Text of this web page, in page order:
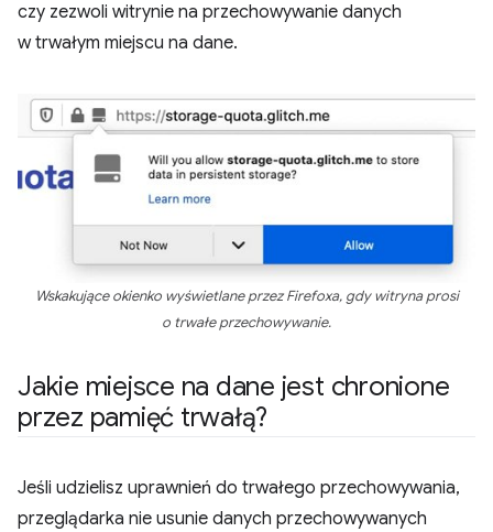
czy zezwoli witrynie na przechowywanie danych
w trwałym miejscu na dane.
Wskakujące okienko wyświetlane przez Firefoxa, gdy witryna prosi
o trwałe przechowywanie.
Jakie miejsce na dane jest chronione
przez pamięć trwałą?
Jeśli udzielisz uprawnień do trwałego przechowywania,
przeglądarka nie usunie danych przechowywanych